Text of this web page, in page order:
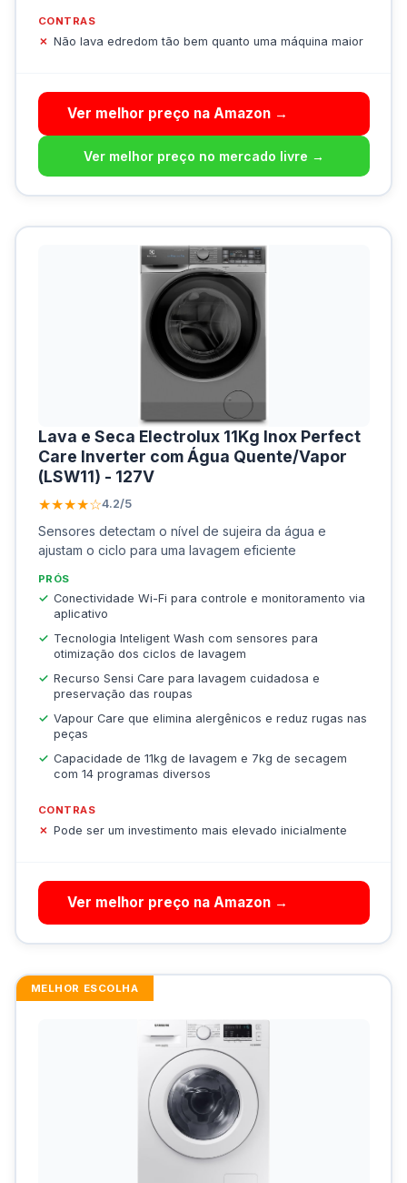
CONTRAS
Não lava edredom tão bem quanto uma máquina maior
Ver melhor preço na Amazon →
Ver melhor preço no mercado livre →
Lava e Seca Electrolux 11Kg Inox Perfect
Care Inverter com Água Quente/Vapor
(LSW11) - 127V
★★★★☆4.2/5
Sensores detectam o nível de sujeira da água e
ajustam o ciclo para uma lavagem eficiente
PRÓS
Conectividade Wi-Fi para controle e monitoramento via
aplicativo
Tecnologia Inteligent Wash com sensores para
otimização dos ciclos de lavagem
Recurso Sensi Care para lavagem cuidadosa e
preservação das roupas
Vapour Care que elimina alergênicos e reduz rugas nas
peças
Capacidade de 11kg de lavagem e 7kg de secagem
com 14 programas diversos
CONTRAS
Pode ser um investimento mais elevado inicialmente
Ver melhor preço na Amazon →
MELHOR ESCOLHA